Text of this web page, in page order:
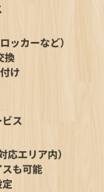
ッカーなど）
換
け
ス
エリア内）
も可能